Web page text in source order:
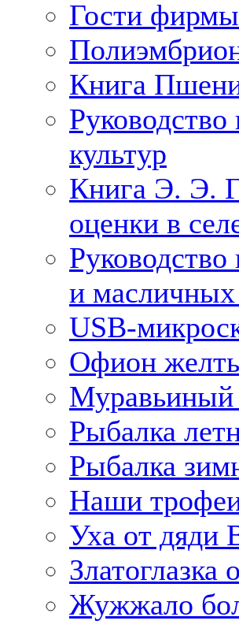
Гости
Книга
культур
Книга Э. Э.
оценки в
и масличных
USB-
Офион
Муравьиный
Рыбалка
Рыбалка
Наши
Уха от дяди
Златоглазка
Жужжало